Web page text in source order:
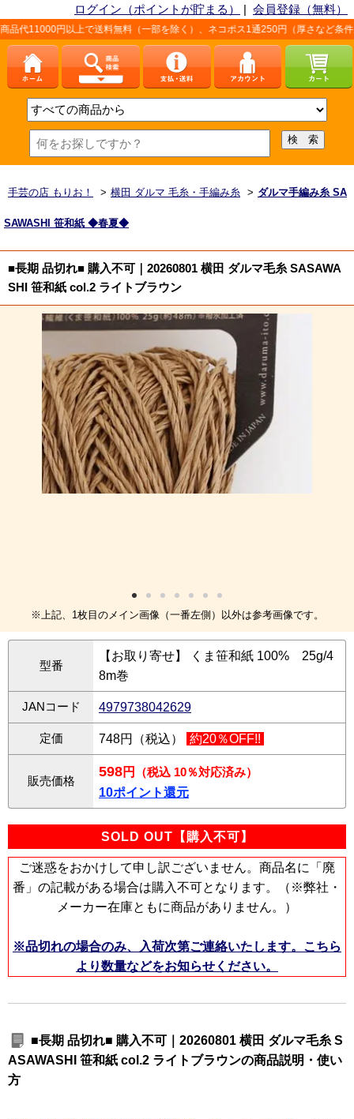
ログイン（ポイントが貯まる） | 会員登録（無料）
で送料無料（一部を除く）、ネコポス1通250円（厚さなど条件あり）。詳しく
手芸の店 もりお！ > 横田 ダルマ 毛糸・手編み糸 > ダルマ手編み糸 SA
SAWASHI 笹和紙 ◆春夏◆
■長期 品切れ■ 購入不可｜20260801 横田 ダルマ毛糸 SASAWA
SHI 笹和紙 col.2 ライトブラウン
※上記、1枚目のメイン画像（一番左側）以外は参考画像です。
型番
【お取り寄せ】 くま笹和紙 100% 25g/4
8m巻
JANコード 4979738042629
定価 748円（税込） 約20％OFF!!
販売価格
598円
（税込 10％対応済み）
10ポイント還元
SOLD OUT【購入不可】
ご迷惑をおかけして申し訳ございません。商品名に「廃
番」の記載がある場合は購入不可となります。（※弊社・
メーカー在庫ともに商品がありません。）
※品切れの場合のみ、入荷次第ご連絡いたします。こちら
より数量などをお知らせください。
■長期 品切れ■ 購入不可｜20260801 横田 ダルマ毛糸 S
ASAWASHI 笹和紙 col.2 ライトブラウンの商品説明・使い
方